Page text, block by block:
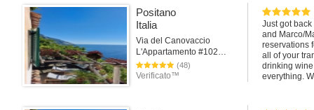
Facilità di
Orario di
Positano
Italia
Via del Canovaccio
L'Appartamento #102Positano
(48)
Verificato™
Just got
and Marco/
reservations
all of your
drinking
everything.